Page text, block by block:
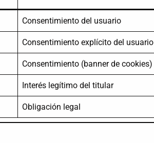
Consentimiento del usuario
Consentimiento explícito del usuario
Consentimiento (banner de cookies)
Interés legítimo del titular
Obligación legal